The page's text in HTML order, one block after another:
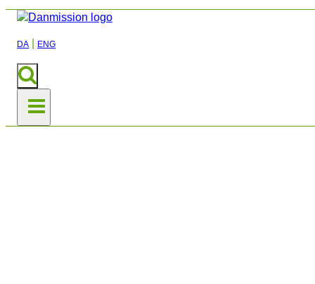
DA ENG